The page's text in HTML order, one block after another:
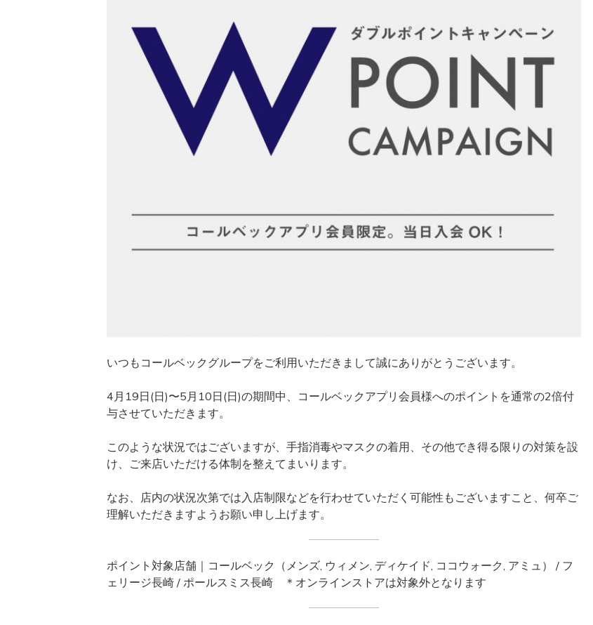
いつもコールベックグループをご利用いただきまして誠にありがとうございます。
4月19日(日)〜5月10日(日)の期間中、コールベックアプリ会員様へのポイントを通常の2倍付
与させていただきます。
このような状況ではございますが、手指消毒やマスクの着用、その他でき得る限りの対策を設
け、ご来店いただける体制を整えてまいります。
なお、店内の状況次第では入店制限などを行わせていただく可能性もございますこと、何卒ご
理解いただきますようお願い申し上げます。
ポイント対象店舗｜コールベック（メンズ, ウィメン, ディケイド, ココウォーク, アミュ） / フ
ェリージ長崎 / ポールスミス長崎 ＊オンラインストアは対象外となります